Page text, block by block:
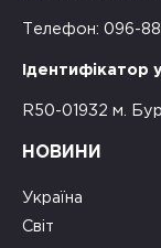
Телефон: 096-
Ідентифікатор
R50-01932 м.
НОВИНИ
Україна
Світ